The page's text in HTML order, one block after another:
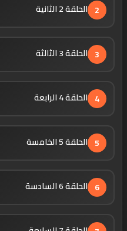
2 الحلقة 2 الثانية
3 الحلقة 3 الثالثة
4 الحلقة 4 الرابعة
5 الحلقة 5 الخامسة
6 الحلقة 6 السادسة